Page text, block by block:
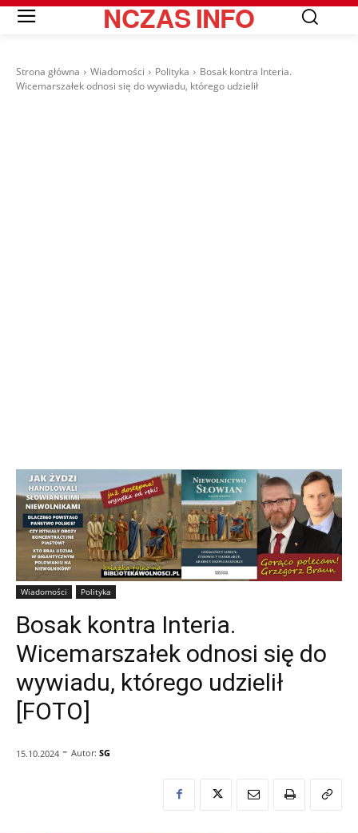
NCZASINFO
Strona główna Wiadomości Polityka
Bosak kontra Interia.
Wicemarszałek odnosi się do wywiadu, którego udzielił
Wiadomości Polityka
Bosak kontra Interia.
Wicemarszałek odnosi się do
wywiadu, którego udzielił
[FOTO]
15.10.2024 - Autor: SG